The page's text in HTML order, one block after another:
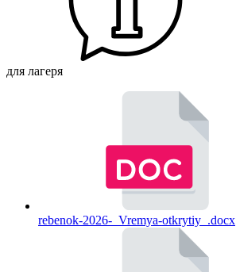
для лагеря
rebenok-2026-_Vremya-otkrytiy_.docx